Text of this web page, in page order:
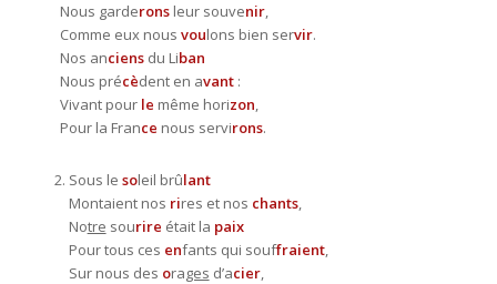
Nous garderonsleur souvenir,
Comme eux nous voulons bien servir.
Nos anciensdu Liban
Nous précèdent en avant:
Vivant pourle même horizon,
Pour la France nous servirons.
Sous le soleil brûlant
Montaient nos rires et nos chants,
Notre sourire était la paix
Pour tous ces enfants qui souffraient,
Sur nous des orages d’acier,